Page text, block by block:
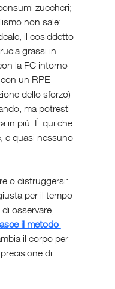
zuccheri;
non sale;
il cosiddetto
grassi in
la FC intorno
un RPE
dello sforzo)
ma potresti
in più. È qui che
e quasi nessuno
o distruggersi:
per il tempo
osservare,
il metodo
il corpo per
di